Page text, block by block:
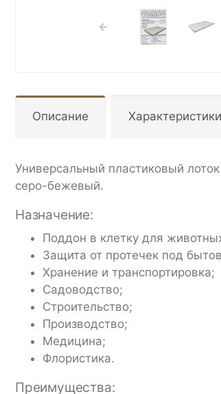
Описание Характеристики
Универсальный пластиковый
серо-бежевый.
Назначение:
Поддон в клетку для
Защита от протечек под
Хранение и транспортировка;
Садоводство;
Строительство;
Производство;
Медицина;
Флористика.
Преимущества: